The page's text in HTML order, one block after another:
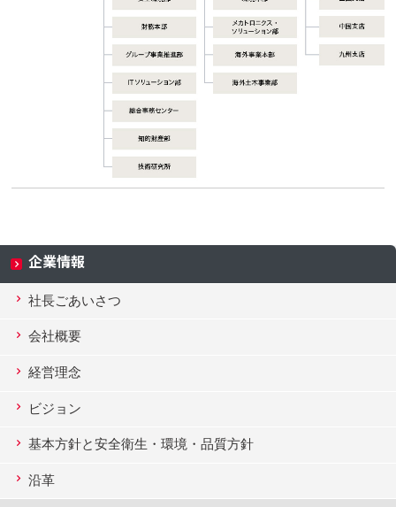
企業情報
社長ごあいさつ
会社概要
経営理念
ビジョン
基本方針と安全衛生・環境・品質方針
沿革